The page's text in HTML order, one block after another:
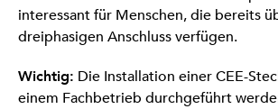
interessant für Menschen, die bereits
dreiphasigen Anschluss verfügen.
Wichtig: Die Installation einer CEE-
einem Fachbetrieb durchgeführt